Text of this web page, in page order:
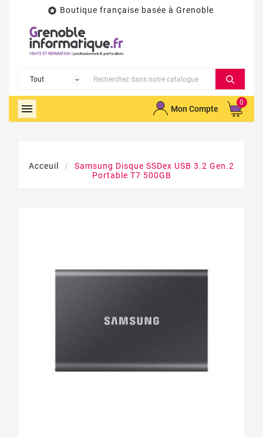
 Boutique française basée à Grenoble
 Mon Compte
0
Acceuil
Samsung Disque SSDex USB 3.2 Gen.2
Portable T7 500GB